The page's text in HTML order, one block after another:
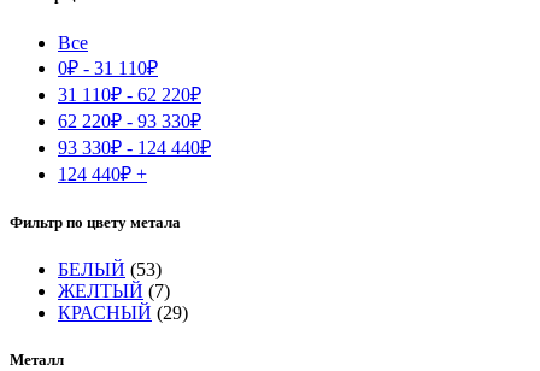
Все
0₽ - 31 110₽
31 110₽ - 62 220₽
62 220₽ - 93 330₽
93 330₽ - 124 440₽
124 440₽ +
Фильтр по цвету метала
БЕЛЫЙ (53)
ЖЕЛТЫЙ (7)
КРАСНЫЙ (29)
Металл